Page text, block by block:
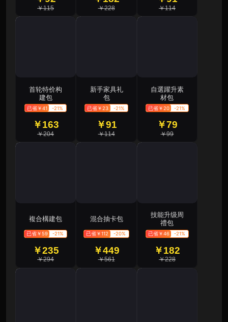
￥115 ￥228 ￥114
首轮特价构
建包
已省￥41 -21%
￥163
￥204
新手家具礼
包
已省￥23 -21%
￥91
￥114
自選躍升素
材包
已省￥20 -21%
￥79
￥99
複合構建包
已省￥59 -21%
￥235
￥294
混合抽卡包
已省￥112 -20%
￥449
￥561
技能升级周
禮包
已省￥46 -21%
￥182
￥228